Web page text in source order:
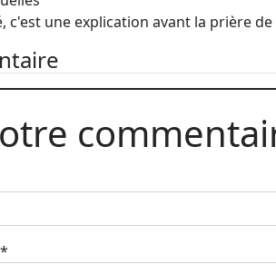
c'est une explication avant la prière
*